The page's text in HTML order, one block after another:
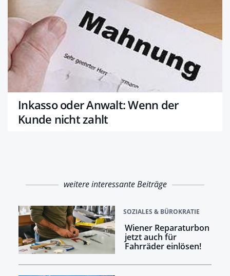
Inkasso oder Anwalt: Wenn der
Kunde nicht zahlt
weitere interessante Beiträge
SOZIALES & BÜROKRATIE
Wiener Reparaturbon
jetzt auch für
Fahrräder einlösen!